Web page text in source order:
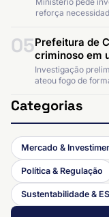
reforça
05Prefeitura de
criminoso em
Investigação
ateou fogo de
Categorias
Mercado &
Política & Regulação
Sustentabilidade &